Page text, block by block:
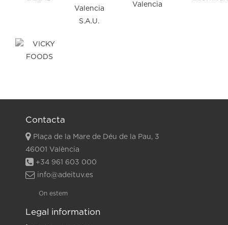
Contacta
Plaça de la Mare de Déu de la Pau, 3
46001 València
+34 961 603 000
info@adeituv.es
On estem
Legal information